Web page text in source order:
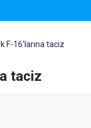
F-16'larına taciz
taciz